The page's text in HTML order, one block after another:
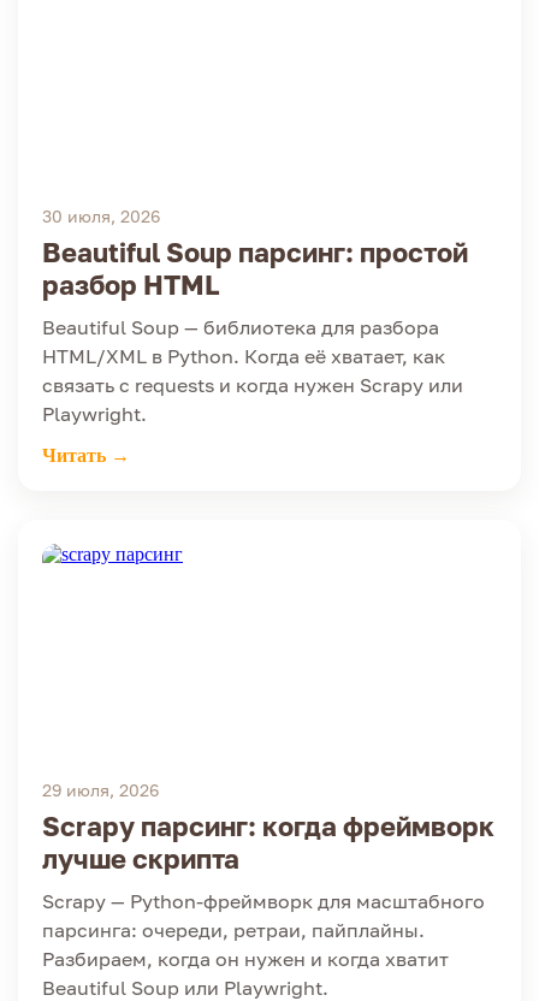
30 июля, 2026
Beautiful Soup парсинг: простой
разбор HTML
Beautiful Soup — библиотека для разбора
HTML/XML в Python. Когда её хватает, как
связать с requests и когда нужен Scrapy или
Playwright.
Читать →
29 июля, 2026
Scrapy парсинг: когда фреймворк
лучше скрипта
Scrapy — Python-фреймворк для масштабного
парсинга: очереди, ретраи, пайплайны.
Разбираем, когда он нужен и когда хватит
Beautiful Soup или Playwright.